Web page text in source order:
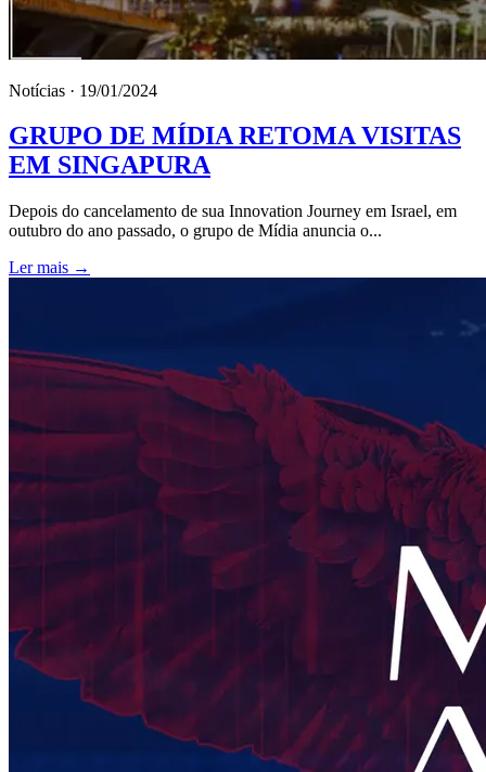
Notícias · 19/01/2024
GRUPO DE MÍDIA RETOMA VISITAS
EM SINGAPURA
Depois do cancelamento de sua Innovation Journey em Israel, em
outubro do ano passado, o grupo de Mídia anuncia o...
Ler mais →